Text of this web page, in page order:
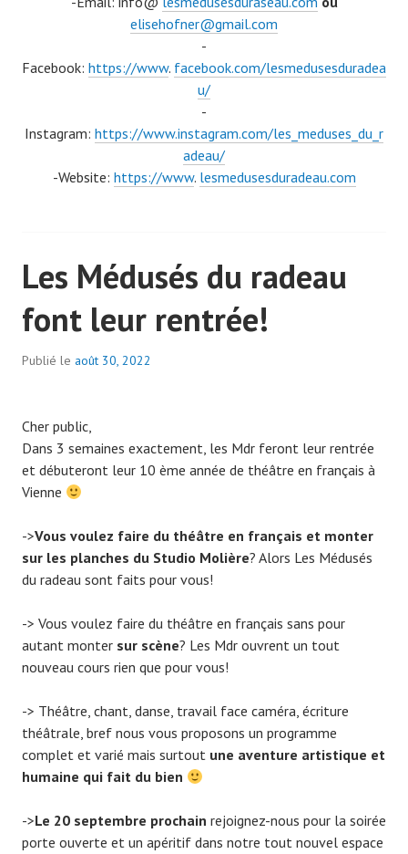
elisehofner@gmail.com
-
Facebook: https://www. facebook.com/lesmedusesduradea
u/
-
Instagram: https://www.instagram.com/les_meduses_du_r
adeau/
-Website: https://www. lesmedusesduradeau.com
Les Médusés du radeau
font leur rentrée!
Publié le août 30, 2022
Cher public,
Dans 3 semaines exactement, les Mdr feront leur rentrée
et débuteront leur 10 ème année de théâtre en français à
Vienne
->Vous voulez faire du théâtre en français et monter
sur les planches du Studio Molière? Alors Les Médusés
du radeau sont faits pour vous!
-> Vous voulez faire du théâtre en français sans pour
autant monter sur scène? Les Mdr ouvrent un tout
nouveau cours rien que pour vous!
-> Théâtre, chant, danse, travail face caméra, écriture
théâtrale, bref nous vous proposons un programme
complet et varié mais surtout une aventure artistique et
humaine qui fait du bien
->Le 20 septembre prochain rejoignez-nous pour la soirée
porte ouverte et un apéritif dans notre tout nouvel espace